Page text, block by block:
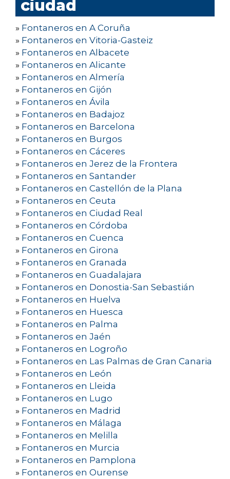
ciudad
» Fontaneros en A Coruña
» Fontaneros en Vitoria-Gasteiz
» Fontaneros en Albacete
» Fontaneros en Alicante
» Fontaneros en Almería
» Fontaneros en Gijón
» Fontaneros en Ávila
» Fontaneros en Badajoz
» Fontaneros en Barcelona
» Fontaneros en Burgos
» Fontaneros en Cáceres
» Fontaneros en Jerez de la Frontera
» Fontaneros en Santander
» Fontaneros en Castellón de la Plana
» Fontaneros en Ceuta
» Fontaneros en Ciudad Real
» Fontaneros en Córdoba
» Fontaneros en Cuenca
» Fontaneros en Girona
» Fontaneros en Granada
» Fontaneros en Guadalajara
» Fontaneros en Donostia-San Sebastián
» Fontaneros en Huelva
» Fontaneros en Huesca
» Fontaneros en Palma
» Fontaneros en Jaén
» Fontaneros en Logroño
» Fontaneros en Las Palmas de Gran Canaria
» Fontaneros en León
» Fontaneros en Lleida
» Fontaneros en Lugo
» Fontaneros en Madrid
» Fontaneros en Málaga
» Fontaneros en Melilla
» Fontaneros en Murcia
» Fontaneros en Pamplona
» Fontaneros en Ourense